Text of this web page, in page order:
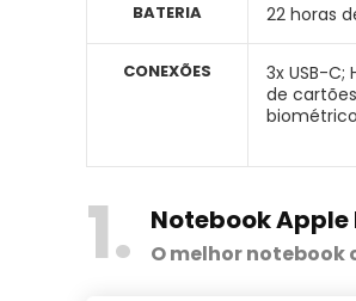
BATERIA
CONEXÕES
22 horas
3x USB-C;
de
1 Notebook Apple
O melhor notebook